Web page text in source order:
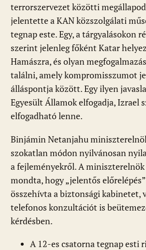
terrorszervezet közötti
jelentette a KAN közszolgálati
tegnap este. Egy, a tárgyalásokon
szerint jelenleg főként Katar
Hamászra, és olyan
találni, amely kompromisszumot
álláspontja között. Egy ilyen
Egyesült Államok elfogadja, Izrael
elfogadható lenne.
Binjámin Netanjahu
szokatlan módon nyilvánosan
a fejleményekről. A miniszterelnök
mondta, hogy „jelentős
összehívta a biztonsági kabinetet,
telefonos konzultációt is
kérdésben.
A 12-es csatorna tegnap esti